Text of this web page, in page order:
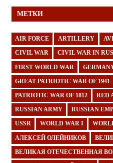
МЕТКИ
AIR FORCE ARTILLERY
CIVIL WAR CIVIL WAR IN
FIRST WORLD WAR
GREAT PATRIOTIC WAR OF
PATRIOTIC WAR OF 1812 RED
RUSSIAN ARMY RUSSIAN
USSR WORLD WAR I
АЛЕКСЕЙ ОЛЕЙНИКОВ
ВЕЛИКАЯ ОТЕЧЕСТВЕННАЯ